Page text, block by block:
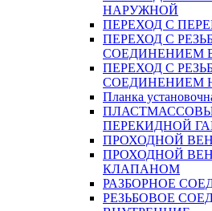
НАРУЖНОЙ
ПЕРЕХОД С
ПЕРЕХОД С
СОЕДИНЕНИЕМ
ПЕРЕХОД С
СОЕДИНЕНИЕМ
Планка
ПЕРЕКИДНОЙ
ПРОХОДНОЙ
ПРОХОДНОЙ
КЛАПАНОМ
РАЗБОРНОЕ
РЕЗЬБОВОЕ